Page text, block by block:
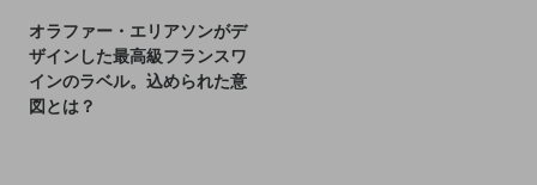
オラファー・エリアソンがデ
ザインした最高級フランスワ
インのラベル。込められた意
図とは？